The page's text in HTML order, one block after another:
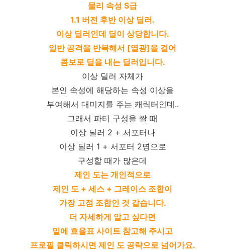
물리 속성 S급
1.1 버전 후반 이상 딜러.
이상 딜러인데 딜이 상당합니다.
일반 공격을 반복해서 [열광]을 걸어
콤보로 딜을 내는 딜러입니다.
이상 딜러 자체가
본인 속성에 해당하는 속성 이상을
부여해서 대미지를 주는 캐릭터인데..
그래서 파티 구성을 짤 때
이상 딜러 2 + 서포터나
이상 딜러 1 + 서포터 2명으로
구성할 때가 많은데
제인 도는 개인적으로
제인 도 + 세스 + 그레이스 조합이
가장 고점 조합인 것 같습니다.
더 자세하게 알고 싶다면
밑에 효율표 사이트 참고해 주시고
프로필 클릭하시면 제인 도 공략으로 넘어가요.